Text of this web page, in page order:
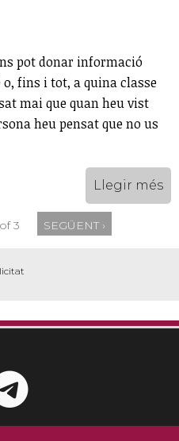
pot donar informació
o, fins i tot, a quina classe
mai que quan heu vist
heu pensat que no us
Llegir més
3 SEGÜENT ›